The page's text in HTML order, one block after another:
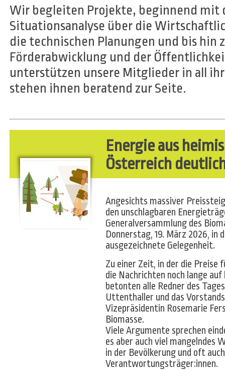
Wir begleiten Projekte, beginnend mit
Situationsanalyse über die
die technischen Planungen und bis hin
Förderabwicklung und der
unterstützen unsere Mitglieder in all
stehen ihnen beratend zur Seite.
Energie aus
Österreich
Angesichts massiver
den unschlagbaren
Generalversammlung des
Donnerstag, 19. März 2026,
ausgezeichnete Gelegenheit.
Zu einer Zeit, in der die Preise
die Nachrichten noch lange
betonten alle Redner des
Uttenthaller und das
Vizepräsidentin Rosemarie
Biomasse.
Viele Argumente sprechen
es aber auch viel mangelndes
in der Bevölkerung und oft
Verantwortungsträger:innen.